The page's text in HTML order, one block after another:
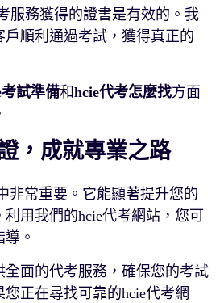
服務獲得的證書是有效的。我
順利通過考試，獲得真正的
試準備和hcie代考怎麼找方面
，成就專業之路
非常重要。它能顯著提升您的
用我們的hcie代考網站，您可
。
全面的代考服務，確保您的考試
正在尋找可靠的hcie代考網